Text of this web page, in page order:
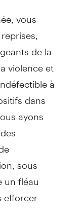
vous
de la
violence et
à
dans
ayons
sous
fléau